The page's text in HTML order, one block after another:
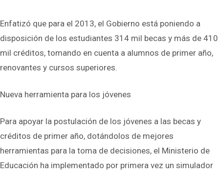
Enfatizó que para el 2013, el Gobierno está poniendo a
disposición de los estudiantes 314 mil becas y más de 410
mil créditos, tomando en cuenta a alumnos de primer año,
renovantes y cursos superiores.
Nueva herramienta para los jóvenes
Para apoyar la postulación de los jóvenes a las becas y
créditos de primer año, dotándolos de mejores
herramientas para la toma de decisiones, el Ministerio de
Educación ha implementado por primera vez un simulador